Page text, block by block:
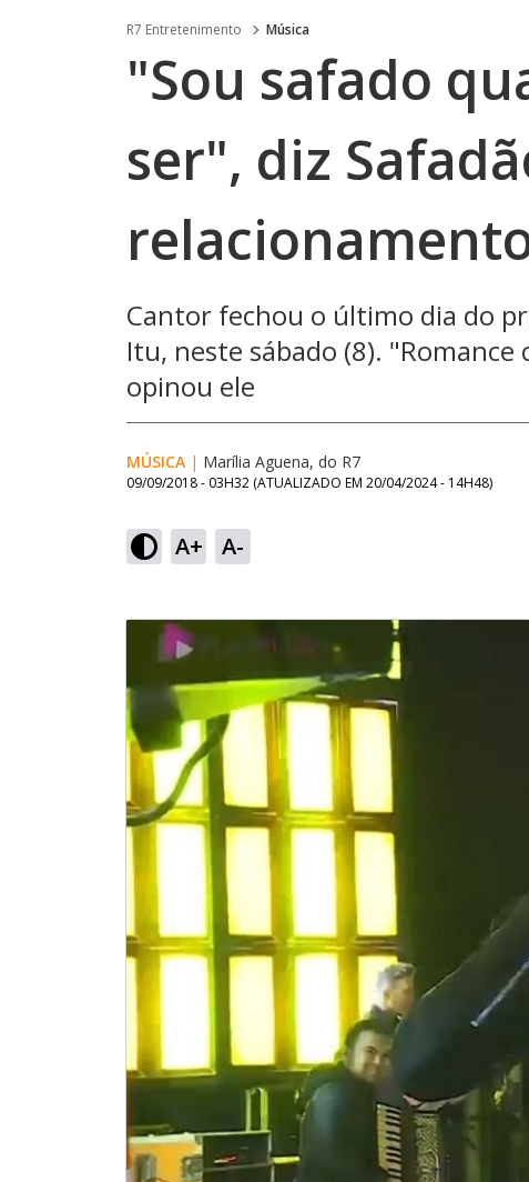
R7 Entretenimento Música
"Sou safado
ser", diz
Cantor fechou o último dia do
Itu, neste sábado (8).
opinou ele
MÚSICA | Marília Aguena, do R7
09/09/2018 - 03H32 (ATUALIZADO EM 20/04/2024 - 14H48)
A+ A-